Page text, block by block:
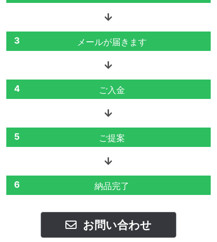
3 メールが届きます
4 ご入金
5 ご提案
6 納品完了
お問い合わせ